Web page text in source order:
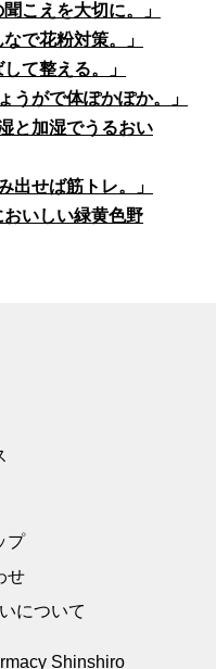
こえを大切に。」
で花粉対策。」
て整える。」
うがで体ぽかぽか。」
と加湿でうるおい
出せば筋トレ。」
いしい緑黄色野
プ
せ
について
Shinshiro